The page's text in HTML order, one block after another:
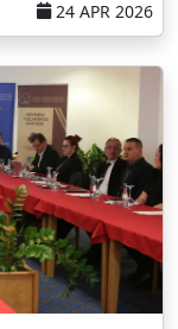
24 APR 2026